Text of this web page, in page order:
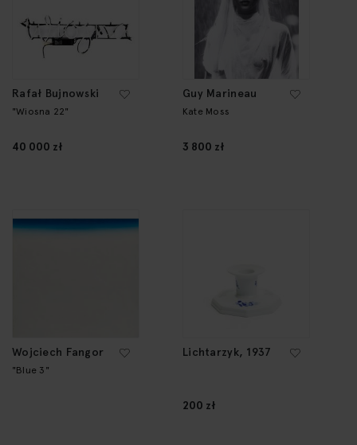
Rafał Bujnowski
"Wiosna 22"
40 000 zł
Guy Marineau
Kate Moss
3 800 zł
Wojciech Fangor
"Blue 3"
Lichtarzyk, 1937
200 zł